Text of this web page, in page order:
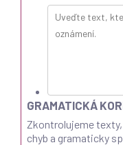
GRAMATICKÁ
Zkontrolujeme
chyb a gramaticky